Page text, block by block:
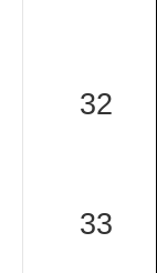
32
33